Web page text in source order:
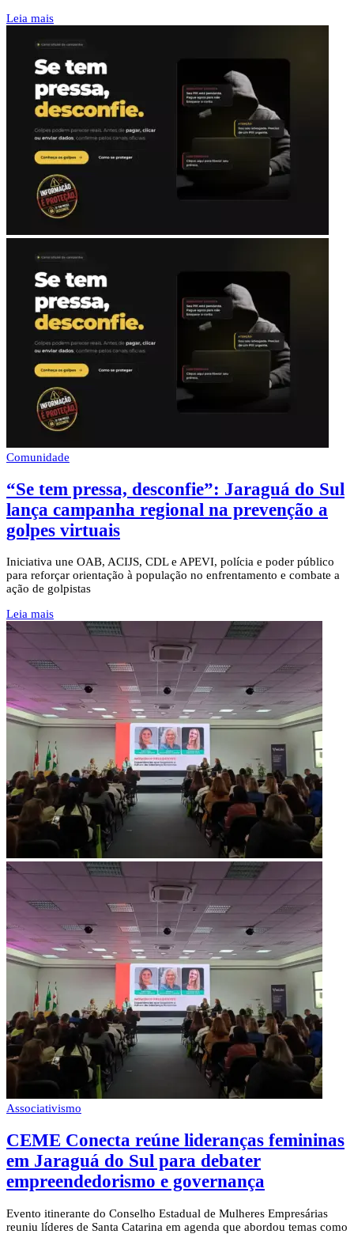
Leia mais
Comunidade
“Se tem pressa, desconfie”: Jaraguá do Sul
lança campanha regional na prevenção a
golpes virtuais
Iniciativa une OAB, ACIJS, CDL e APEVI, polícia e poder público
para reforçar orientação à população no enfrentamento e combate a
ação de golpistas
Leia mais
Associativismo
CEME Conecta reúne lideranças femininas
em Jaraguá do Sul para debater
empreendedorismo e governança
Evento itinerante do Conselho Estadual de Mulheres Empresárias
reuniu líderes de Santa Catarina em agenda que abordou temas como